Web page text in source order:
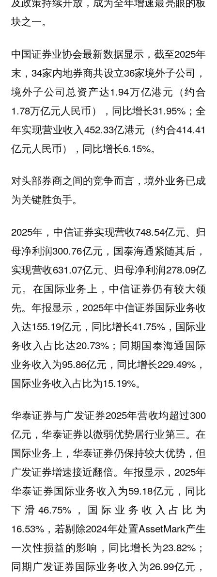
块之一。
中国证券业协会最新数据显示，截至2025年
末，34家内地券商共设立36家境外子公司，
境外子公司总资产达1.94万亿港元（约合
1.78万亿元人民币），同比增长31.95%；全
年实现营业收入452.33亿港元（约合414.41
亿元人民币），同比增长6.15%。
对头部券商之间的竞争而言，境外业务已成
为关键胜负手。
2025年，中信证券实现营收748.54亿元、归
母净利润300.76亿元，国泰海通紧随其后，
实现营收631.07亿元、归母净利润278.09亿
元。在国际业务上，中信证券仍有较大领
先。年报显示，2025年中信证券国际业务收
入达155.19亿元，同比增长41.75%，国际业
务收入占比达20.73%；同期国泰海通国际
业务收入为95.86亿元，同比增长229.49%，
国际业务收入占比为15.19%。
华泰证券与广发证券2025年营收均超过300
亿元，华泰证券以微弱优势居行业第三。在
国际业务上，华泰证券仍保持较大优势，但
广发证券增速接近翻倍。年报显示，2025年
华泰证券国际业务收入为59.18亿元，同比
下滑46.75%，国际业务收入占比为
16.53%，若剔除2024年处置AssetMark产生
一次性损益的影响，同比增长为23.82%；
同期广发证券国际业务收入为26.99亿元，